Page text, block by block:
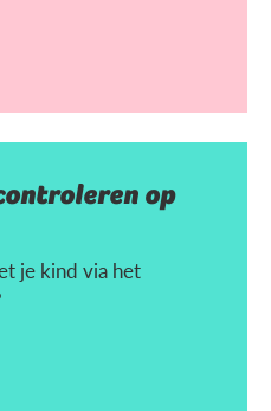
op
je kind via het